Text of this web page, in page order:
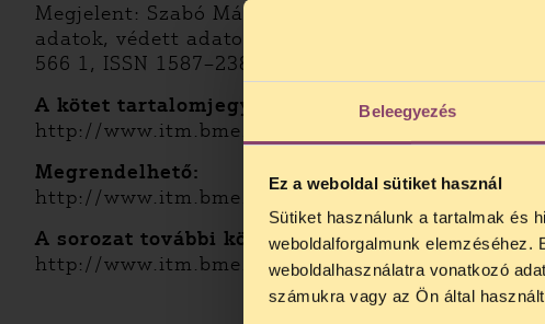
Beleegyezés
Ez a weboldal sütiket használ
Sütiket használunk a tartalmak és
weboldalforgalmunk elemzéséhez.
weboldalhasználatra vonatkozó
számukra vagy az Ön által
Megjelent: Szabó Máté Dániel – Székely Iván: A
adatok, védett adatok. BME GTK Információ- és
566 1, ISSN 1587–2386, 115–148. old.
A kötet tartalomjegyzéke:
http://www.itm.bme.hu/
Megrendelhető:
http://www.itm.bme.hu/tananyag/5802/
A sorozat további kötetei:
http://www.itm.bme.hu/
Kedves
augusztus 24
kedden, 13 és 15